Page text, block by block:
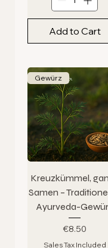
Add to Cart
Gewürz
Kreuzkümmel,
Samen –
Ayurveda-
Price
€8.50
Sales Tax Included